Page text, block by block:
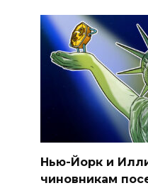
Нью-Йорк и
чиновникам